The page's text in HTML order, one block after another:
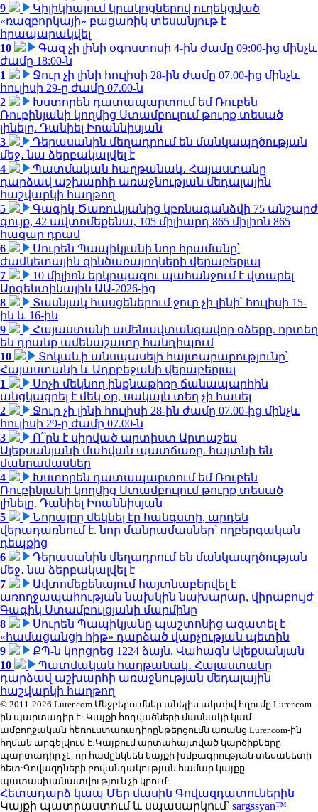
9
Կիլիկիայում կրակոցներով ուղեկցված
«ռազբորկայի» բացառիկ տեսանյութ է
հրապարակվել
10
Գազ չի լինի օգոստոսի 4-ին ժամը 09:00-ից մինչև
ժամը 18:00-ն
1
Ջուր չի լինի հուլիսի 28-ին ժամը 07.00-ից մինչև
հուլիսի 29-ը ժամը 07.00-ն
2
Խստորեն դատապարտում եմ Ռուբեն
Ռուբինյանի կողմից Ստամբուլում թուրք տեսած
լինելը. Դանիել Իոաննիսյան
3
Դերասանին մեղադրում են մանկապղծության
մեջ․ նա ձերբակալվել է
4
Պատմական հաղթանակ․ Հայաստանը
դարձավ աշխարհի առաջնության մեդալային
հաշվարկի հաղթող
5
Գագիկ Ծառուկյանից կբռնագանձվի 75 անշարժ
գույք, 42 ավտոմեքենա, 105 միլիարդ 865 միլիոն 865
հազար դրամ
6
Սուրեն Պապիկյանի նոր հրամանը՝
ժամկետային զինծառայողների վերաբերյալ
7
10 միլիոն երկրպագու պահանջում է վտարել
Արգենտինային ԱԱ-2026-ից
8
Տասնյակ հասցեներում ջուր չի լինի՝ հուլիսի 15-
ին և 16-ին
9
Հայաստանի ամենավտանգավոր օձերը. որտեղ
են դրանք ամենաշատը հանդիպում
10
Տոկաևի անսպասելի հայտարարությունը՝
Հայաստանի և Ադրբեջանի վերաբերյալ
1
Սոչի մեկնող ինքնաթիռը ճանապարհին
անցկացրել է մեկ օր, սակայն տեղ չի հասել
2
Ջուր չի լինի հուլիսի 28-ին ժամը 07.00-ից մինչև
հուլիսի 29-ը ժամը 07.00-ն
3
Ո՞րն է սիրված արտիստ Արտաշես
Ալեքսանյանի մահվան պատճառը. հայտնի են
մանրամասներ
4
Խստորեն դատապարտում եմ Ռուբեն
Ռուբինյանի կողմից Ստամբուլում թուրք տեսած
լինելը. Դանիել Իոաննիսյան
5
Նորայրը մեկնել էր հանգստի, արդեն
վերադառնում է. նոր մանրամասներ՝ ողբերգական
դեպքից
6
Դերասանին մեղադրում են մանկապղծության
մեջ․ նա ձերբակալվել է
7
Ավտոմեքենայում հայտնաբերվել է
առողջապահության նախկին նախարար, վիրաբույժ
Գագիկ Ստամբուլցյանի մարմինը
8
Սուրեն Պապիկյանը պաշտոնից ազատել է
«համացանցի հիթ» դարձած վարչության պետին
9
ՔՊ-ն կորցրեց 1224 ձայն. Վահագն Ալեքսանյան
10
Պատմական հաղթանակ․ Հայաստանը
դարձավ աշխարհի առաջնության մեդալային
հաշվարկի հաղթող
© 2011-2026 Lurer.com Մեջբերումներ անելիս ակտիվ հղումը Lurer.com-
ին պարտադիր է: Կայքի հոդվածների մասնակի կամ
ամբողջական հեռուստառադիոընթերցումն առանց Lurer.com-ին
հղման արգելվում է:Կայքում արտահայտված կարծիքները
պարտադիր չէ, որ համընկնեն կայքի խմբագրության տեսակետի
հետ:Գովազդների բովանդակության համար կայքը
պատասխանատվություն չի կրում:
Հետադարձ կապ Մեր մասին Գովազդատուներին
Կայքի պատրաստում և սպասարկում՝ sargssyan™